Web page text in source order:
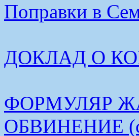
Поправки в
ДОКЛАД О
ФОРМУЛЯР
ОБВИНЕНИЕ